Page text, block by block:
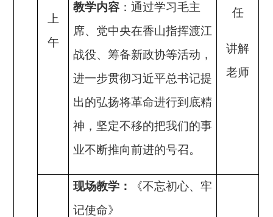
上
午
教学内容 ：通过学习毛主
席、党中央在香山指挥渡江
战役、筹备新政协等活动，
进一步贯彻习近平总书记提
出的弘扬将革命进行到底精
神，坚定不移的把我们的事
业不断推向前进的号召。
任
讲解
老师
现场教学：
《不忘初心、牢
记使命》